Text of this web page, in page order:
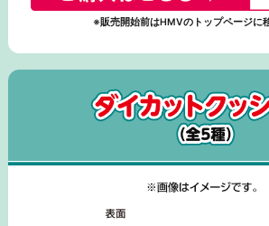
※販売開始前はHMVのトップページに